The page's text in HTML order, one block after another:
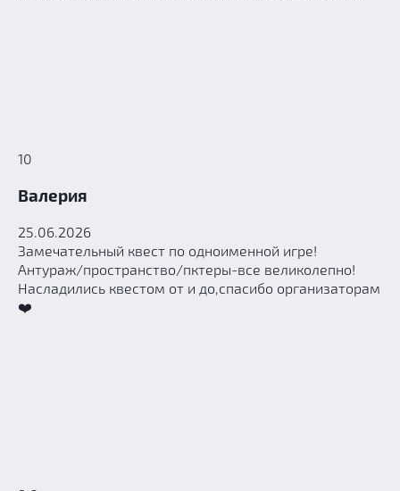
10
Валерия
25.06.2026
Замечательный квест по одноименной игре!
Антураж/пространство/пктеры-все великолепно!
Насладились квестом от и до,спасибо организаторам
❤️